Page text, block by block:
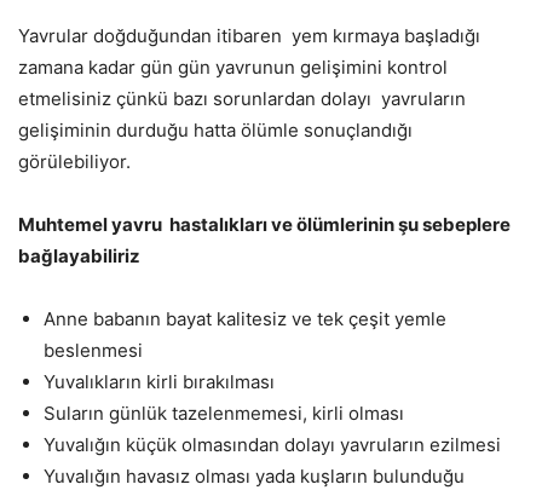
Yavrular doğduğundan itibaren yem kırmaya başladığı
zamana kadar gün gün yavrunun gelişimini kontrol
etmelisiniz çünkü bazı sorunlardan dolayı yavruların
gelişiminin durduğu hatta ölümle sonuçlandığı
görülebiliyor.
Muhtemel yavru hastalıkları ve ölümlerinin şu sebeplere
bağlayabiliriz
Anne babanın bayat kalitesiz ve tek çeşit yemle
beslenmesi
Yuvalıkların kirli bırakılması
Suların günlük tazelenmemesi, kirli olması
Yuvalığın küçük olmasından dolayı yavruların ezilmesi
Yuvalığın havasız olması yada kuşların bulunduğu